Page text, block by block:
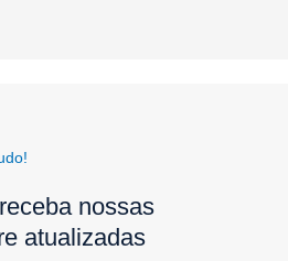
nossas
atualizadas